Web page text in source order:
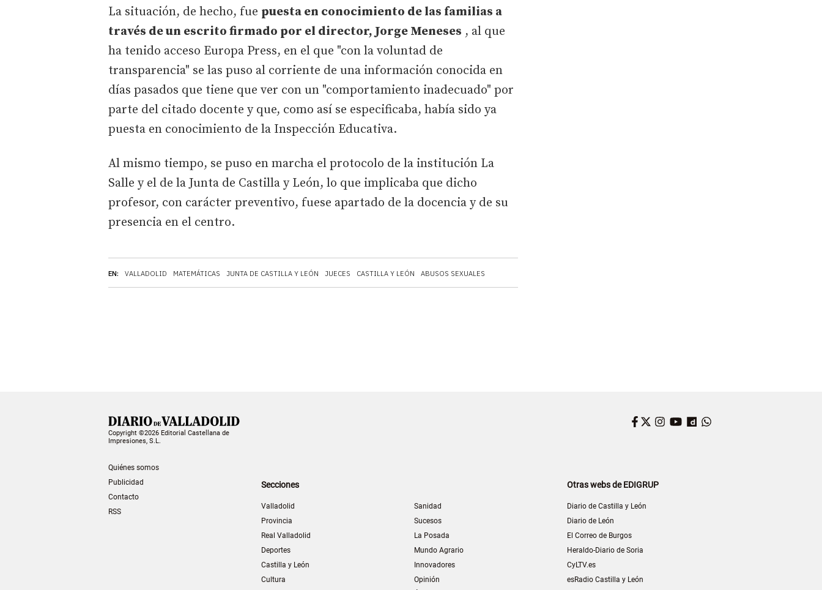
EN: VALLADOLID MATEMÁTICAS JUNTA DE CASTILLA Y LEÓN JUECES CASTILLA Y LEÓN ABUSOS SEXUALES
La situación, de hecho, fue puesta en conocimiento de las familias a
través de un escrito firmado por el director, Jorge Meneses , al que
ha tenido acceso Europa Press, en el que "con la voluntad de
transparencia" se las puso al corriente de una información conocida en
días pasados que tiene que ver con un "comportamiento inadecuado" por
parte del citado docente y que, como así se especificaba, había sido ya
puesta en conocimiento de la Inspección Educativa.
Al mismo tiempo, se puso en marcha el protocolo de la institución La
Salle y el de la Junta de Castilla y León, lo que implicaba que dicho
profesor, con carácter preventivo, fuese apartado de la docencia y de su
presencia en el centro.
Copyright ©2026 Editorial Castellana de
Impresiones, S.L.
Quiénes somos
Publicidad
Contacto
RSS
Facebook
Twitter
Instagram
YouTube
Dailymotion
Secciones
Valladolid
Provincia
Real Valladolid
Deportes
Castilla y León
Cultura
Sanidad
Sucesos
La Posada
Mundo Agrario
Innovadores
Opinión
Otras webs de EDIGRUP
Diario de Castilla y León
Diario de León
El Correo de Burgos
Heraldo-Diario de Soria
CyLTV.es
esRadio Castilla y León